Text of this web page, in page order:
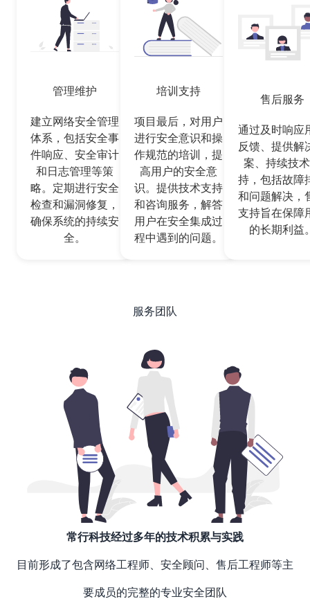
管理维护
建立网络安全管理
体系，包括安全事
件响应、安全审计
和日志管理等策
略。定期进行安全
检查和漏洞修复，
确保系统的持续安
全。
培训支持
项目最后，对用户
进行安全意识和操
作规范的培训，提
高用户的安全意
识。提供技术支持
和咨询服务，解答
用户在安全集成过
程中遇到的问题。
售后服务
通过及时响应
反馈、提供解
案、持续技
持，包括故障
和问题解决，
支持旨在保障
的长期利益
服务团队
常行科技经过多年的技术积累与实践
目前形成了包含网络工程师、安全顾问、售后工程师等主
要成员的完整的专业安全团队